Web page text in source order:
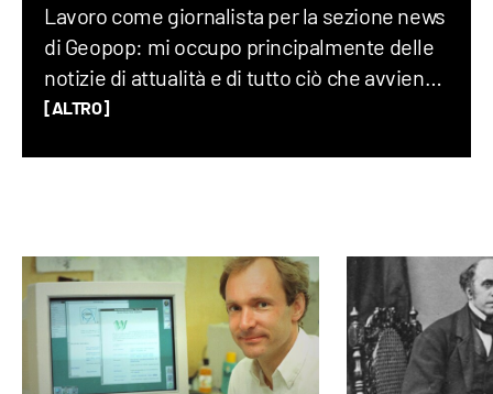
Lavoro come giornalista per la sezione news
di Geopop: mi occupo principalmente delle
notizie di attualità e di tutto ciò che avviene
sul Pianeta Terra, dalla geopolitica allo
gli eventi del mondo siano profondamente
connessi tra di loro.
[ALTRO]